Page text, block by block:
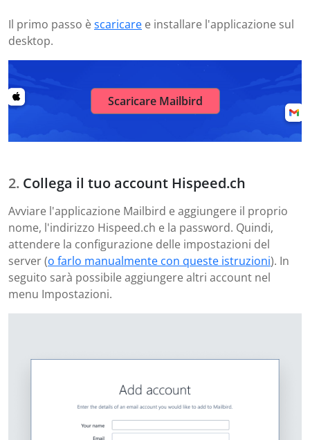
Il primo passo èscaricare e installare l'applicazione sul
desktop.
Scaricare Mailbird
Collega il tuo account Hispeed.ch
Avviare l'applicazione Mailbird e aggiungere il proprio
nome, l'indirizzo Hispeed.ch e la password. Quindi,
attendere la configurazione delle impostazioni del
server (o farlo manualmente con queste istruzioni). In
seguito sarà possibile aggiungere altri account nel
menu Impostazioni.